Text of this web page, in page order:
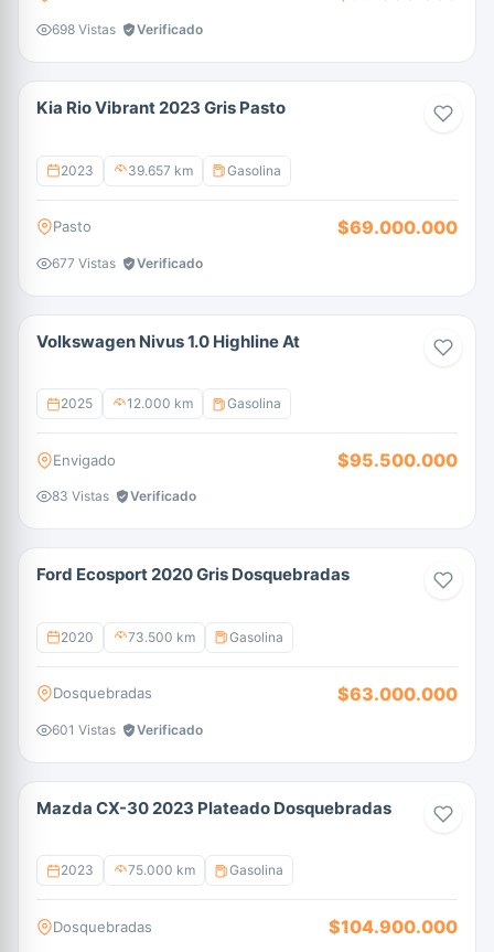
698 Vistas Verificado
Kia Rio Vibrant 2023 Gris Pasto
2023 39.657 km Gasolina
Pasto $69.000.000
677 Vistas Verificado
Volkswagen Nivus 1.0 Highline At
2025 12.000 km Gasolina
Envigado $95.500.000
83 Vistas Verificado
Ford Ecosport 2020 Gris Dosquebradas
2020 73.500 km Gasolina
Dosquebradas $63.000.000
601 Vistas Verificado
Mazda CX-30 2023 Plateado Dosquebradas
2023 75.000 km Gasolina
Dosquebradas $104.900.000